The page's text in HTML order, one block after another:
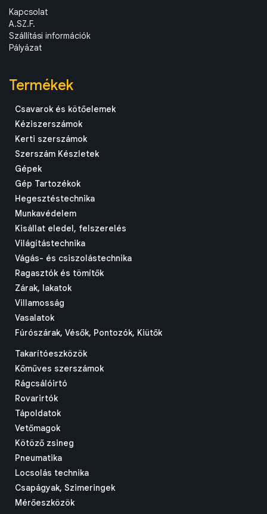
Kapcsolat
A.SZ.F.
Szállítási információk
Pályázat
Termékek
Csavarok és kötőelemek
Kéziszerszámok
Kerti szerszámok
Szerszám Készletek
Gépek
Gép Tartozékok
Hegesztéstechnika
Munkavédelem
Kisállat eledel, felszerelés
Világítástechnika
Vágás- és csiszolástechnika
Ragasztók és tömítők
Zárak, lakatok
Villamosság
Vasalatok
Fúrószárak, Vésők, Pontozók, Kiütők
Takarítóeszközök
Kőműves szerszámok
Rágcsálóirtó
Rovarirtók
Tápoldatok
Vetőmagok
Kötöző zsineg
Pneumatika
Locsolás technika
Csapágyak, Szimeringek
Mérőeszközök